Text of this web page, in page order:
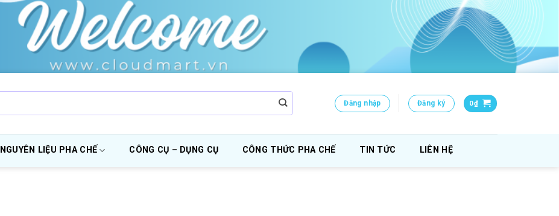
Đăng nhập Đăng ký 0₫
NGUYÊN LIỆU PHA CHẾ CÔNG CỤ – DỤNG CỤ CÔNG THỨC PHA CHẾ TIN TỨC LIÊN HỆ